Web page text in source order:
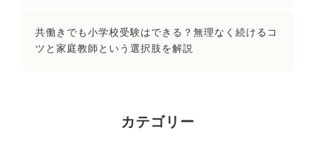
共働きでも小学校受験はできる？無理なく続けるコ
ツと家庭教師という選択肢を解説
カテゴリー